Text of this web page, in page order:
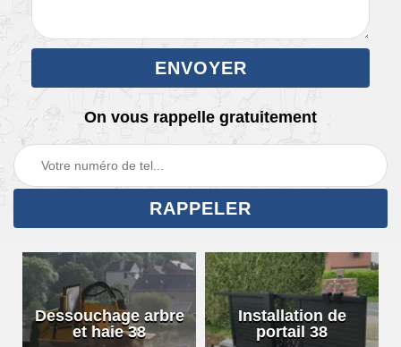
On vous rappelle gratuitement
Dessouchage arbre
et haie 38
Installation de
portail 38